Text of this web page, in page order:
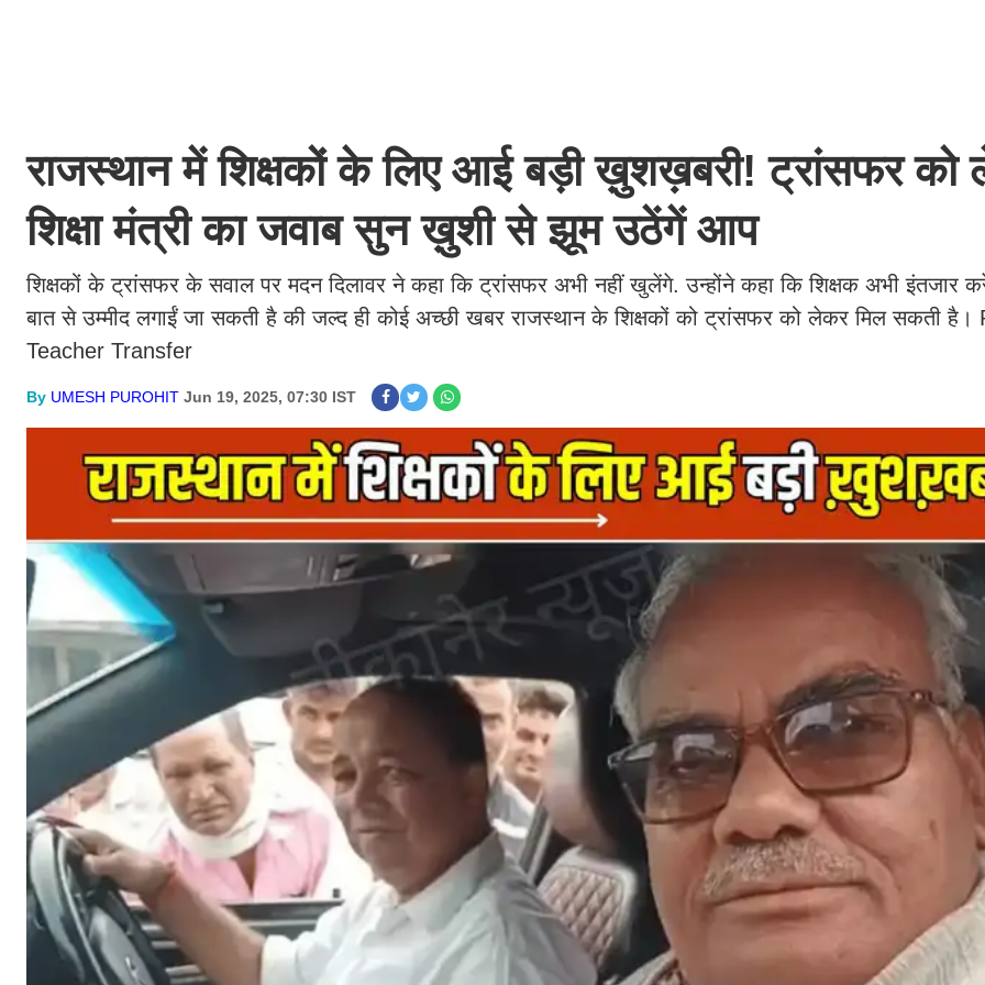
राजस्थान में शिक्षकों के लिए आई बड़ी ख़ुशख़बरी! ट्रांसफर को
शिक्षा मंत्री का जवाब सुन ख़ुशी से झूम उठेंगें आप
श‍िक्षकों के ट्रांसफर के सवाल पर मदन द‍िलावर ने कहा क‍ि ट्रांसफर अभी नहीं खुलेंगे. उन्होंने कहा क‍ि श‍िक्षक अभी इंतजार
बात से उम्मीद लगाईं जा सकती है की जल्द ही कोई अच्छी खबर राजस्थान के शिक्षकों को ट्रांसफर को लेकर मिल सकती है।
Teacher Transfer
By UMESH PUROHIT Jun 19, 2025, 07:30 IST